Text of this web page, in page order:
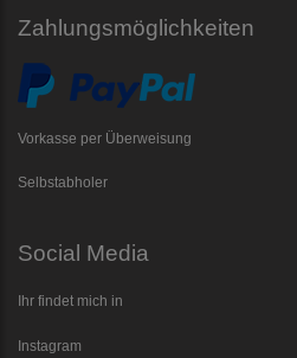
Zahlungsmöglichkeiten
Vorkasse per Überweisung
Selbstabholer
Social Media
Ihr findet mich in
Instagram